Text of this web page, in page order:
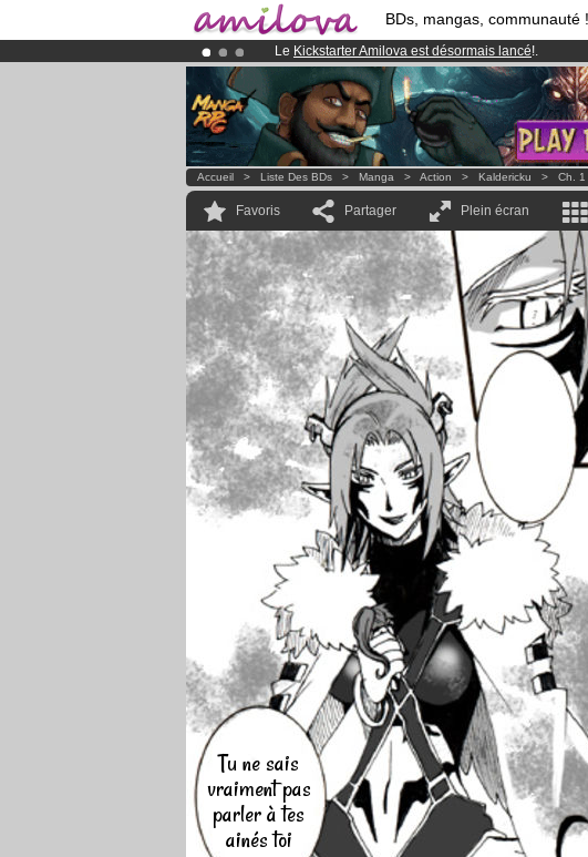
BDs, mangas, communauté !
Le Kickstarter Amilova est désormais lancé!.
Abonnement premium: à partir de3.95 eurospar
Déjà 100000membreset 1000BDs & Mangas!
Accueil > Liste Des BDs > Manga > Action > Kaldericku > Ch. 1
Favoris Partager Plein écran
Tu ne sais
vraiment pas
parler à tes
ainés toi